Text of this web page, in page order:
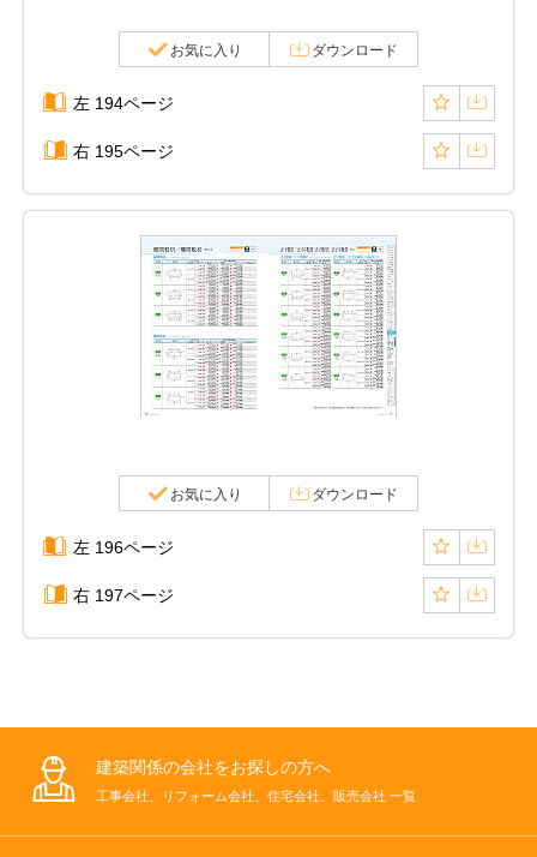
お気に入り ダウンロード
左 194ページ
右 195ページ
お気に入り ダウンロード
左 196ページ
右 197ページ
建築関係の会社をお探しの方へ
工事会社、リフォーム会社、住宅会社、販売会社 一覧